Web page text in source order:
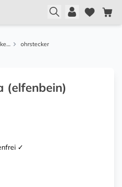
statementohrstecker von justwin
ohrstecker
(elfenbein)
✓